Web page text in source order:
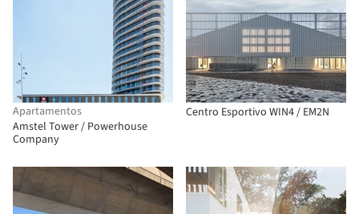
Apartamentos
Amstel Tower / Powerhouse
Company
Centro Esportivo WIN4 / EM2N